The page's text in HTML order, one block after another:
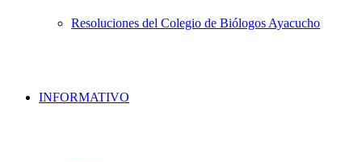
Resoluciones del Colegio de Biólogos Ayacucho
INFORMATIVO